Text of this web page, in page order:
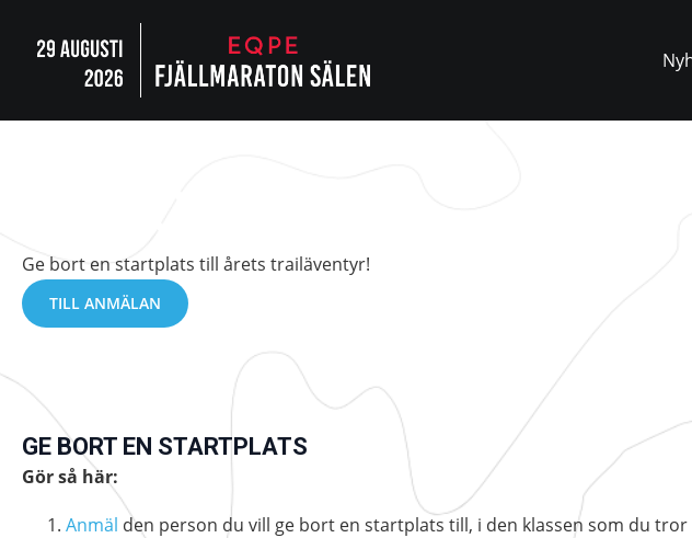
Ge bort en startplats till årets trailäventyr!
TILL ANMÄLAN
GE BORT EN STARTPLATS
Gör så här:
Anmäl den person du vill ge bort en startplats till, i den klassen som du